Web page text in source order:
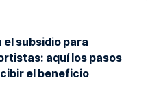
el subsidio para
aquí los pasos
el beneficio